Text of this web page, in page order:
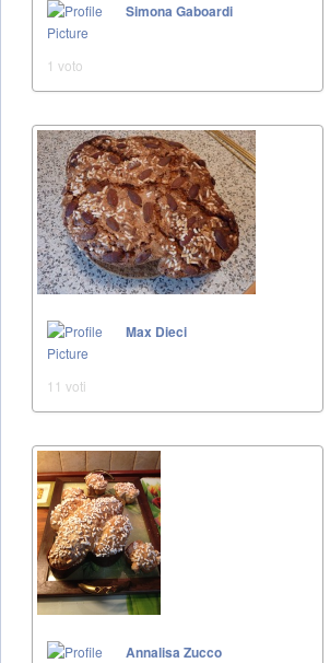
Simona Gaboardi
1 voto
Max Dieci
11 voti
Annalisa Zucco